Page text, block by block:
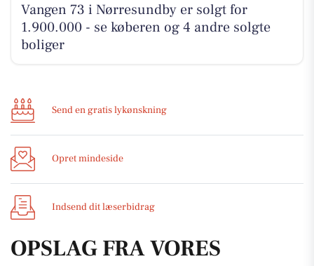
Vangen 73 i Nørresundby er solgt for
1.900.000 - se køberen og 4 andre solgte
boliger
Send en gratis lykønskning
Opret mindeside
Indsend dit læserbidrag
OPSLAG FRA VORES